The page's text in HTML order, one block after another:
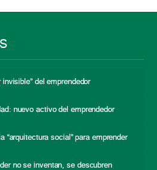
del emprendedor
nuevo activo del emprendedor
“arquitectura social” para emprender
no se inventan, se descubren